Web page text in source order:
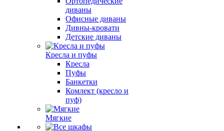
диваны
Офисные диваны
Дивны-кровати
Детские диваны
Кресла и пуфы
Кресла
Пуфы
Банкетки
Комлект (кресло и
пуф)
Мягкие